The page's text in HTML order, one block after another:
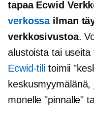
tapaa Ecwid
verkossailman
verkkosivustoa.
alustoista tai
Ecwid-tili toimii
monelle "pinnalle"